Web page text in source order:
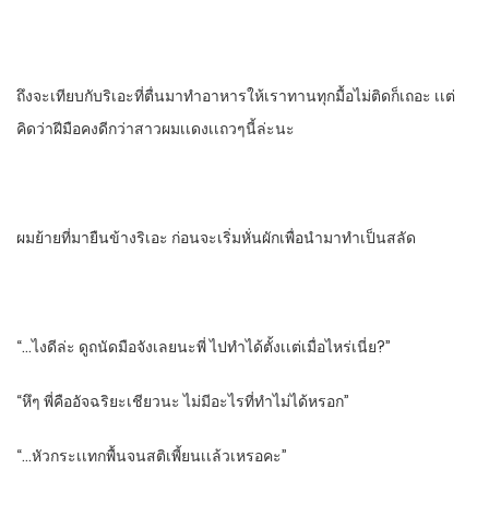
ถึงจะเทียบกับริเอะที่ตื่นมาทําอาหารให้เราทานทุกมื้อไม่ติดก็เถอะ เเต่
คิดว่าฝีมือคงดีกว่าสาวผมเเดงเเถวๆนี้ล่ะนะ
ผมย้ายที่มายืนข้างริเอะ ก่อนจะเริ่มหั่นผักเพื่อนํามาทําเป็นสลัด
“…ไงดีล่ะ ดูถนัดมือจังเลยนะพี่ ไปทําได้ตั้งเเต่เมื่อไหร่เนี่ย?”
“หึๆ พี่คืออัจฉริยะเชียวนะ ไม่มีอะไรที่ทําไม่ได้หรอก”
“…หัวกระเเทกพื้นจนสติเพี้ยนเเล้วเหรอคะ”